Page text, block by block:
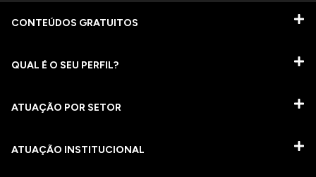
CONTEÚDOS GRATUITOS
QUAL É O SEU PERFIL?
ATUAÇÃO POR SETOR
ATUAÇÃO INSTITUCIONAL